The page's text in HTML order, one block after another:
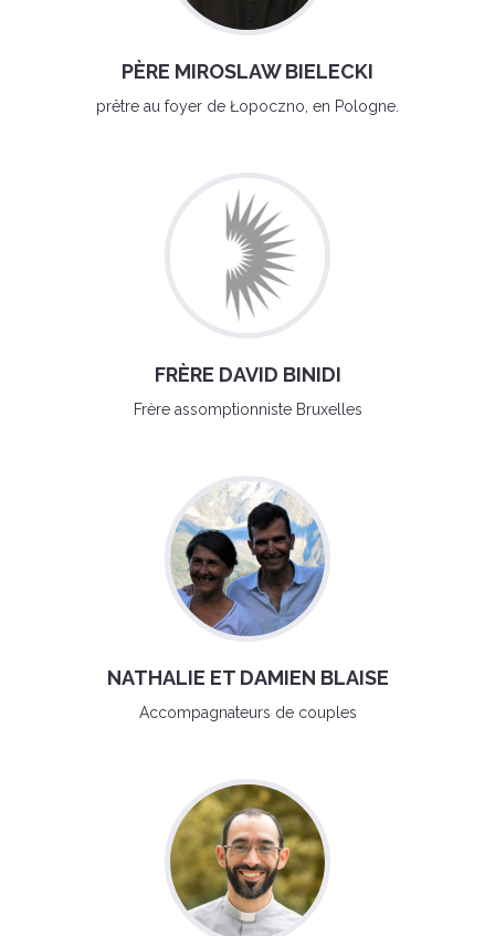
PÈRE MIROSLAW BIELECKI
prêtre au foyer de Łopoczno, en Pologne.
FRÈRE DAVID BINIDI
Frère assomptionniste Bruxelles
NATHALIE ET DAMIEN BLAISE
Accompagnateurs de couples